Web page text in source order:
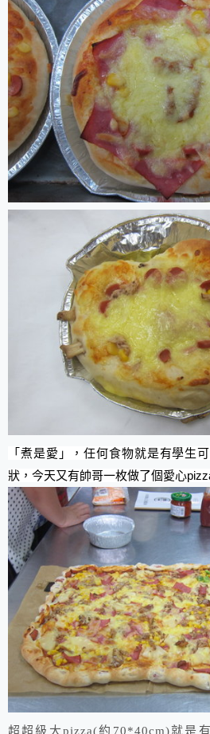
「煮是愛」，任何食物就是有學生
狀，今天又有帥哥一枚做了個愛心
超超級大pizza(約70*40cm)就是